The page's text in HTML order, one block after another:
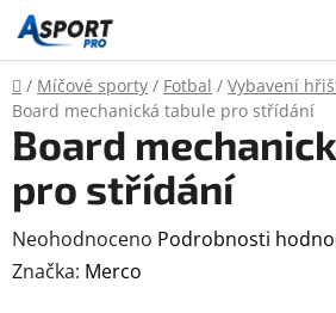
Přejít
na
obsah
Domů
/ Míčové sporty / Fotbal / Vybavení
Board mechanická tabule pro střídání
Board
pro střídání
Průměrné
hodnocení
Neohodnoceno Podrobnosti
Značka: Merco